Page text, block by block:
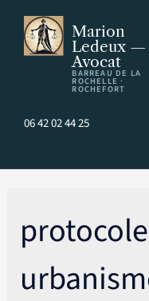
Marion
Ledeux —
Avocat
BARREAU DE LA
ROCHELLE ·
ROCHEFORT
06 42 02 44 25